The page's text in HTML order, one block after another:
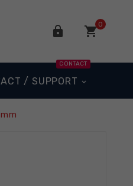
 0
/ SUPPORT
CONTACT